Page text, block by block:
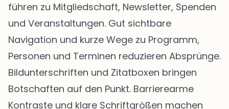
führen zu Mitgliedschaft, Newsletter, Spenden
und Veranstaltungen. Gut sichtbare
Navigation und kurze Wege zu Programm,
Personen und Terminen reduzieren Absprünge.
Bildunterschriften und Zitatboxen bringen
Botschaften auf den Punkt. Barrierearme
Kontraste und klare Schriftgrößen machen